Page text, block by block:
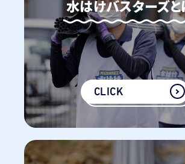
水はけバスターズと
CLICK